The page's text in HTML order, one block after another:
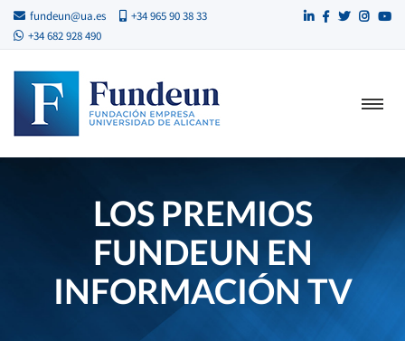
fundeun@ua.es
+34 965 90 38 33
+34 682 928 490
LOS PREMIOS
FUNDEUN EN
INFORMACIÓN TV